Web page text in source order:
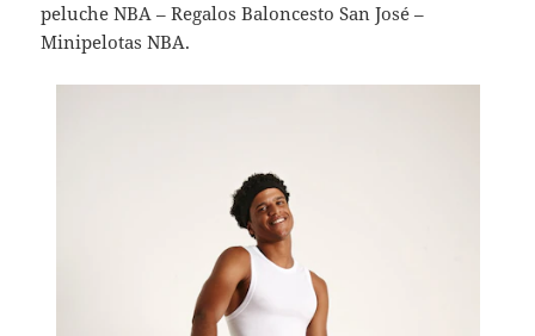
peluche NBA – Regalos Baloncesto San José –
Minipelotas NBA.